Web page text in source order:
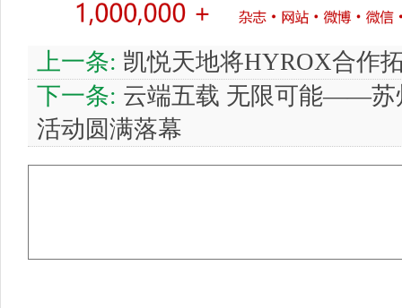
上一条: 凯悦天地将HYROX合作
下一条: 云端五载 无限可能——苏
活动圆满落幕